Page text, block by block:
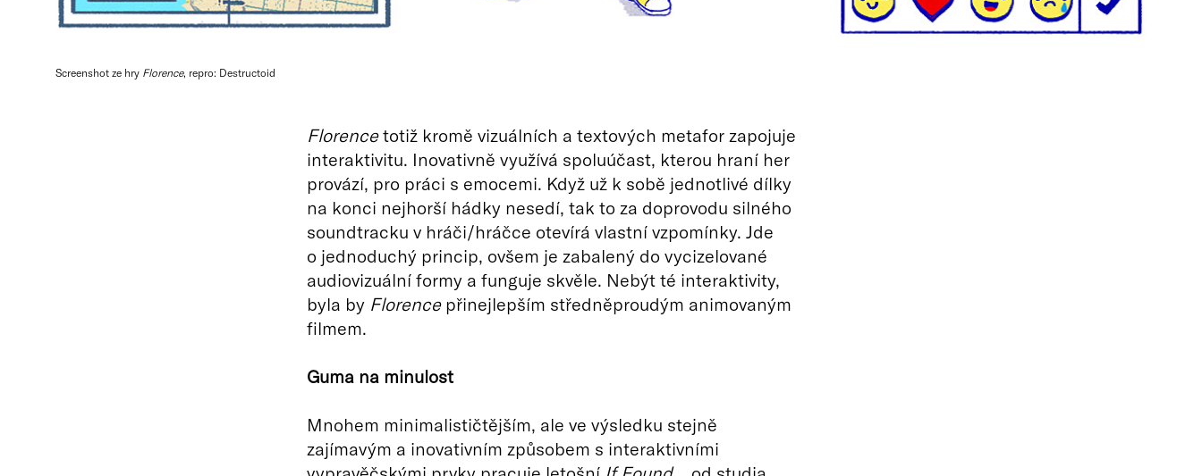
Screenshot ze hry Florence, repro: Destructoid
Florencetotiž kromě vizuálních a textových metafor zapojuje
interaktivitu. Inovativně využívá spoluúčast, kterou hraní her
provází, pro práci s emocemi. Když už k sobě jednotlivé dílky
na konci nejhorší hádky nesedí, tak to za doprovodu silného
soundtracku v hráči/hráčce otevírá vlastní vzpomínky. Jde
o jednoduchý princip, ovšem je zabalený do vycizelované
audiovizuální formy a funguje skvěle. Nebýt té interaktivity,
byla by Florencepřinejlepším středněproudým animovaným
filmem.
Guma na minulost
Mnohem minimalističtějším, ale ve výsledku stejně
zajímavým a inovativním způsobem s interaktivními